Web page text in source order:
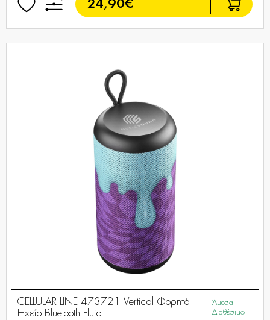
24,90€
CELLULAR LINE 473721 Vertical Φορητό
Ηχείο Bluetooth Fluid
Άμεσα
Διαθέσιμο